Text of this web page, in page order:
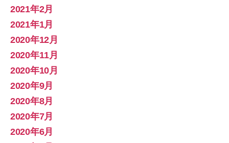
2021年2月
2021年1月
2020年12月
2020年11月
2020年10月
2020年9月
2020年8月
2020年7月
2020年6月